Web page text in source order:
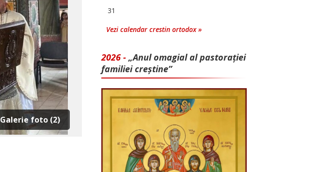
Galerie foto (2)
31
Vezi calendar crestin ortodox »
2026 - „Anul omagial al pastorației
familiei creștine”